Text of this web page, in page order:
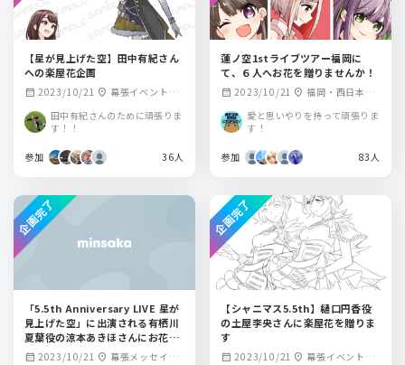
【星が見上げた空】田中有紀さん
への楽屋花企画
calendar_month 2023/10/21 location_on 幕張イベントホ
田中有紀さんのために頑張りま
す！！
参加 36人
蓮ノ空1stライブツアー福岡に
て、６人へお花を贈りませんか！
calendar_month 2023/10/21 location_on 福岡・西日本総
合展示場 新館
愛と思いやりを持って頑張りま
す！
参加 83人
「5.5th Anniversary LIVE 星が
見上げた空」に出演される有栖川
夏葉役の涼本あきほさんにお花を
贈りませんか？
calendar_month 2023/10/21 location_on 幕張メッセイベ
企画完了
【シャニマス5.5th】樋口円香役
の土屋李央さんに楽屋花を贈りま
す
calendar_month 2023/10/21 location_on 幕張イベントホ
企画完了